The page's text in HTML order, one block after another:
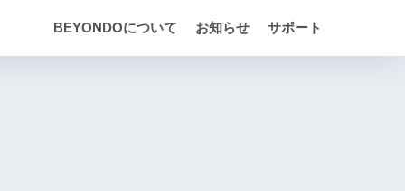
BEYONDOについて お知らせ サポート